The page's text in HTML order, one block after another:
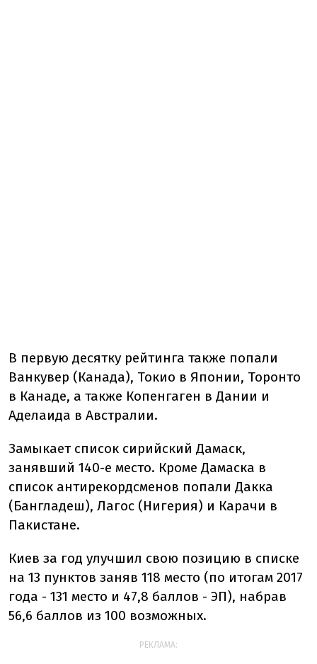
В первую десятку рейтинга также попали
Ванкувер (Канада), Токио в Японии, Торонто
в Канаде, а также Копенгаген в Дании и
Аделаида в Австралии.
Замыкает список сирийский Дамаск,
занявший 140-е место. Кроме Дамаска в
список антирекордсменов попали Дакка
(Бангладеш), Лагос (Нигерия) и Карачи в
Пакистане.
Киев за год улучшил свою позицию в списке
на 13 пунктов заняв 118 место (по итогам 2017
года - 131 место и 47,8 баллов - ЭП), набрав
56,6 баллов из 100 возможных.
РЕКЛАМА: